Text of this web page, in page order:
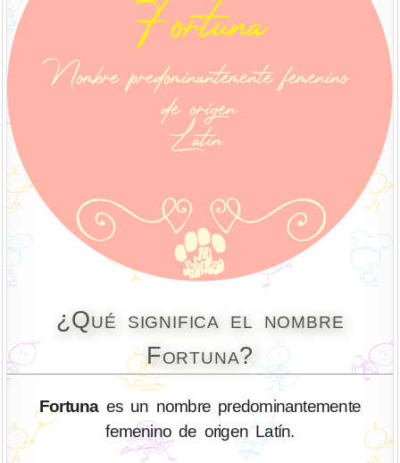
¿Qué significa el nombre
Fortuna?
Fortunaes un nombre predominantemente
femenino de origen Latín.